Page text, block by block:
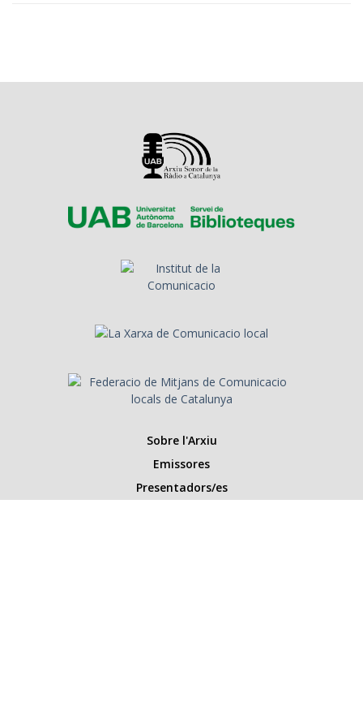
Sobre l'Arxiu
Emissores
Presentadors/es